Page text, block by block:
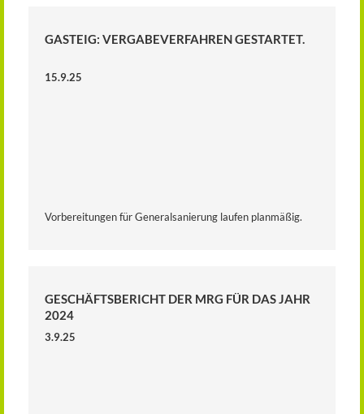
GASTEIG: VERGABEVERFAHREN GESTARTET.
15.9.25
Vorbereitungen für Generalsanierung laufen planmäßig.
GESCHÄFTSBERICHT DER MRG FÜR DAS JAHR
2024
3.9.25